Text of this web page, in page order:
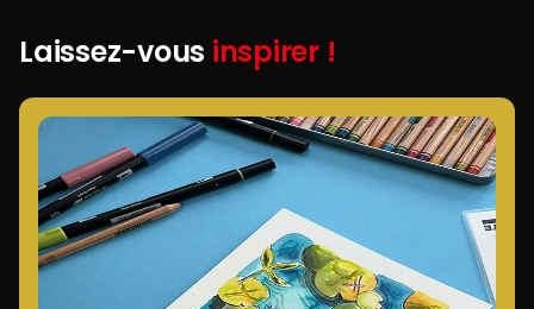
Laissez-vous inspirer !